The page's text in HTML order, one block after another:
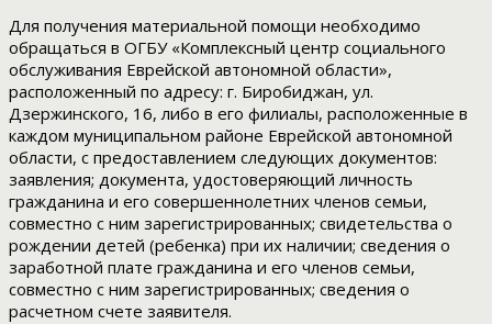
Для получения материальной помощи необходимо
обращаться в ОГБУ «Комплексный центр социального
обслуживания Еврейской автономной области»,
расположенный по адресу: г. Биробиджан, ул.
Дзержинского, 16, либо в его филиалы, расположенные в
каждом муниципальном районе Еврейской автономной
области, с предоставлением следующих документов:
заявления; документа, удостоверяющий личность
гражданина и его совершеннолетних членов семьи,
совместно с ним зарегистрированных; свидетельства о
рождении детей (ребенка) при их наличии; сведения о
заработной плате гражданина и его членов семьи,
совместно с ним зарегистрированных; сведения о
расчетном счете заявителя.